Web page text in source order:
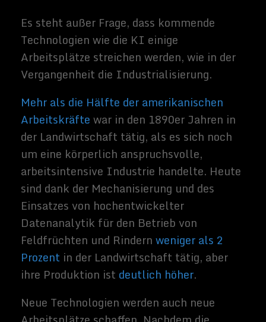
sind zu 50 % gespalten .
Es ist umso sinnloser, als vielleicht
weniger als 5 Prozent der derzeitigen
Berufe in den nächsten zehn Jahren
wahrscheinlich ganz verschwinden werden,
zeigt.
Konzentrieren wir uns stattdessen auf die
Änderungen, die sie an der Arbeitsweise der
Menschen vornehmen werden.
Es geht um Aufgaben,
nicht um Jobs
Es ist hilfreich sich einen Job als eine
Sammlung von Aufgaben vorzustellen, die
auf unterschiedliche Weise erledigt werden
können, wenn sie durch neue Technologien
unterstützt werden.
Und im Gegenzug können die Aufgaben, die
Managern und vielen anderen – erledigt
werden, auch so umorganisiert werden, dass